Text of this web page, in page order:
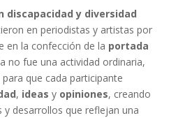
discapacidad y diversidad
en periodistas y artistas por
en la confección de la portada
no fue una actividad ordinaria,
que cada participante
, ideas y opiniones, creando
y desarrollos que reflejan una